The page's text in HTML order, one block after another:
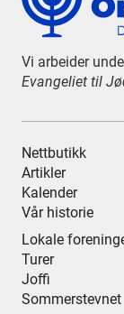
Vi arbeider
Evangeliet til
Nettbutikk
Artikler
Kalender
Vår historie
Lokale
Turer
Joffi
Sommerstevnet